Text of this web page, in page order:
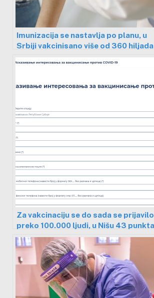
Imunizacija se nastavlja po planu, u
Srbiji vakcinisano više od 360 hiljada
ljudi
Za vakcinaciju se do sada se prijavilo
preko 100.000 ljudi, u Nišu 43
imunizaciju